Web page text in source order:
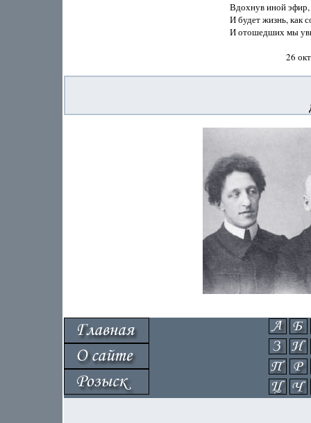
Вдохнув иной эфир,
И будет жизнь, как
И отошедших мы